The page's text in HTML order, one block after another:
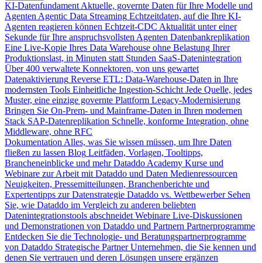
KI-Datenfundament Aktuelle, governte Daten für Ihre Modelle und
Agenten Agentic Data Streaming Echtzeitdaten, auf die Ihre KI-
Agenten reagieren können Echtzeit-CDC Aktualität unter einer
Sekunde für Ihre anspruchsvollsten Agenten Datenbankreplikation
Eine Live-Kopie Ihres Data Warehouse ohne Belastung Ihrer
Produktionslast, in Minuten statt Stunden SaaS-Datenintegration
Über 400 verwaltete Konnektoren, von uns gewartet
Datenaktivierung Reverse ETL: Data-Warehouse-Daten in Ihre
modernsten Tools Einheitliche Ingestion-Schicht Jede Quelle, jedes
Muster, eine einzige governte Plattform Legacy-Modernisierung
Bringen Sie On-Prem- und Mainframe-Daten in Ihren modernen
Stack SAP-Datenreplikation Schnelle, konforme Integration, ohne
Middleware, ohne RFC
Dokumentation Alles, was Sie wissen müssen, um Ihre Daten
fließen zu lassen Blog Leitfäden, Vorlagen, Tooltipps,
Brancheneinblicke und mehr Dataddo Academy Kurse und
Webinare zur Arbeit mit Dataddo und Daten Medienressourcen
Neuigkeiten, Pressemitteilungen, Branchenberichte und
Expertentipps zur Datenstrategie Dataddo vs. Wettbewerber Sehen
Sie, wie Dataddo im Vergleich zu anderen beliebten
Datenintegrationstools abschneidet Webinare Live-Diskussionen
und Demonstrationen von Dataddo und Partnern Partnerprogramme
Entdecken Sie die Technologie- und Beratungspartnerprogramme
von Dataddo Strategische Partner Unternehmen, die Sie kennen und
denen Sie vertrauen und deren Lösungen unsere ergänzen